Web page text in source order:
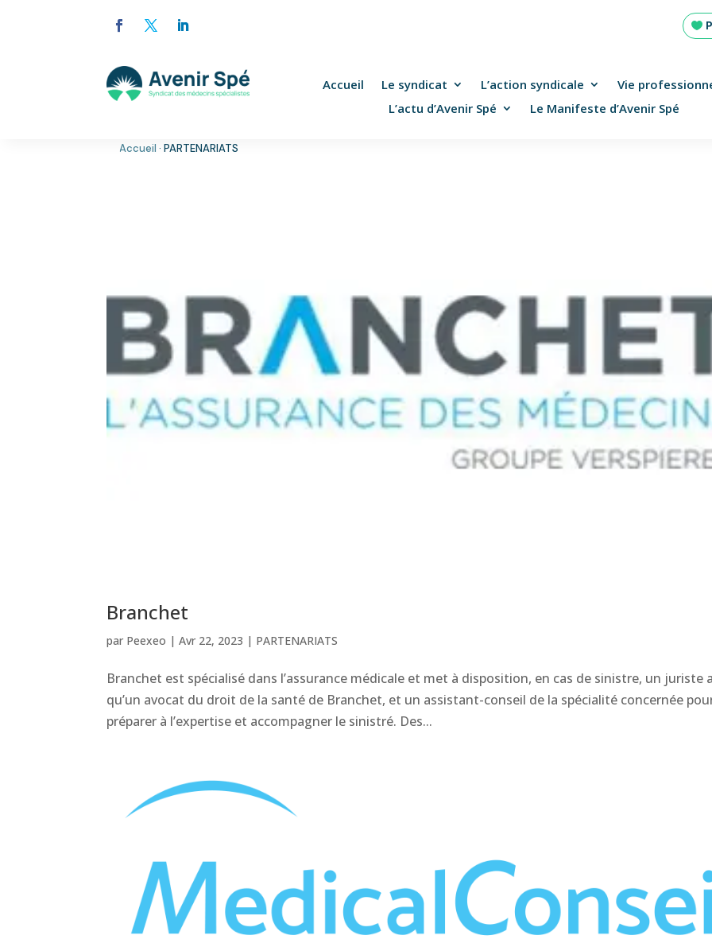
Accueil Le syndicat L’action syndicale
Vie
L’actu d’Avenir Spé
Le Manifeste d’Avenir Spé
Accueil ·PARTENARIATS
Branchet
par Peexeo |Avr 22, 2023 | PARTENARIATS
Branchet est spécialisé dans l’assurance médicale et met à disposition, en cas de sinistre, un juriste
qu’un avocat du droit de la santé de Branchet, et un assistant-conseil de la spécialité concernée
préparer à l’expertise et accompagner le sinistré. Des...